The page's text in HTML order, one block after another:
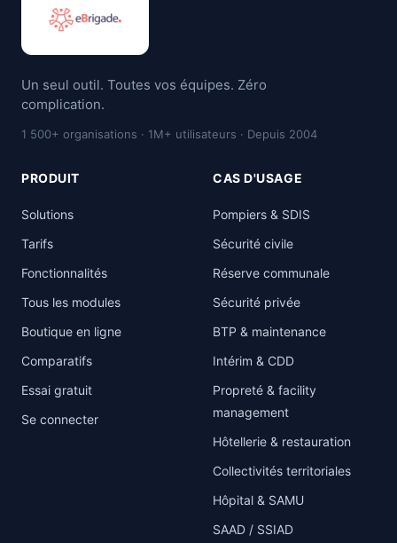
Un seul outil. Toutes vos équipes. Zéro
complication.
1 500+ organisations · 1M+ utilisateurs · Depuis 2004
PRODUIT
Solutions
Tarifs
Fonctionnalités
Tous les modules
Boutique en ligne
Comparatifs
Essai gratuit
Se connecter
CAS D'USAGE
Pompiers & SDIS
Sécurité civile
Réserve communale
Sécurité privée
BTP & maintenance
Intérim & CDD
Propreté & facility
management
Hôtellerie & restauration
Collectivités territoriales
Hôpital & SAMU
SAAD / SSIAD